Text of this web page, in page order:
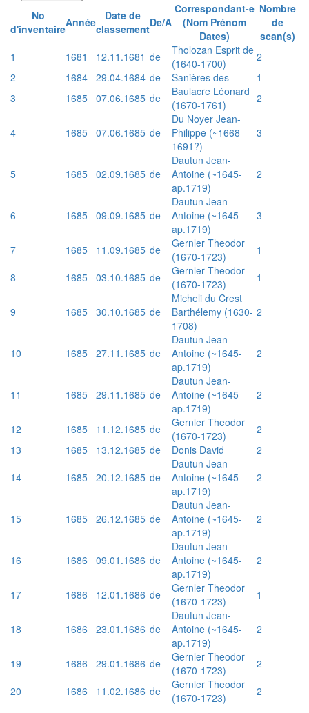
No
d'inventaireAnnée
Date de
classementDe/A
Correspondant-e
(Nom Prénom
Dates)
Nombre
de
scan(s)
1
1681 12.11.1681 de
Tholozan Esprit de
(1640-1700)
2
2
1684 29.04.1684 de Sanières des
1
3
1685 07.06.1685 de
Baulacre Léonard
(1670-1761)
2
4 1685 07.06.1685 de
Du Noyer Jean-
Philippe (~1668-
1691?)
3
5 1685 02.09.1685 de
Dautun Jean-
Antoine (~1645-
ap.1719)
2
6 1685 09.09.1685 de
Dautun Jean-
Antoine (~1645-
ap.1719)
3
7 1685 11.09.1685 de
Gernler Theodor
(1670-1723)
1
8
1685 03.10.1685 de
Gernler Theodor
(1670-1723)
1
9 1685 30.10.1685 de
Micheli du Crest
Barthélemy (1630-
1708)
2
10 1685 27.11.1685 de
Dautun Jean-
Antoine (~1645-
ap.1719)
2
11 1685 29.11.1685 de
Dautun Jean-
Antoine (~1645-
ap.1719)
2
12 1685 11.12.1685 de
Gernler Theodor
(1670-1723)
2
13
1685 13.12.1685 de Donis David
2
14
1685 20.12.1685 de
Dautun Jean-
Antoine (~1645-
ap.1719)
2
15 1685 26.12.1685 de
Dautun Jean-
Antoine (~1645-
ap.1719)
2
16 1686 09.01.1686 de
Dautun Jean-
Antoine (~1645-
ap.1719)
2
17 1686 12.01.1686 de
Gernler Theodor
(1670-1723)
1
18 1686 23.01.1686 de
Dautun Jean-
Antoine (~1645-
ap.1719)
2
19 1686 29.01.1686 de
Gernler Theodor
(1670-1723)
2
20
1686 11.02.1686 de
Gernler Theodor
(1670-1723)
2